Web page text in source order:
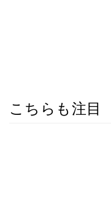
こちらも注目